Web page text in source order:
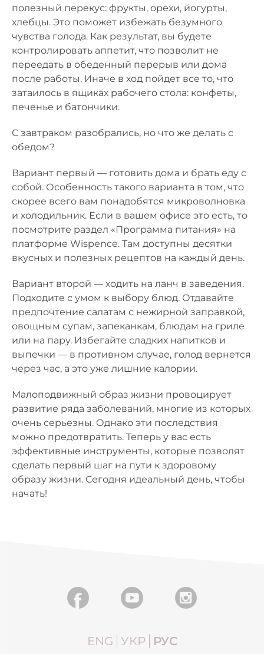
полезный перекус: фрукты, орехи, йогурты,
хлебцы. Это поможет избежать безумного
чувства голода. Как результат, вы будете
контролировать аппетит, что позволит не
переедать в обеденный перерыв или дома
после работы. Иначе в ход пойдет все то, что
затаилось в ящиках рабочего стола: конфеты,
печенье и батончики.
С завтраком разобрались, но что же делать с
обедом?
Вариант первый — готовить дома и брать еду с
собой. Особенность такого варианта в том, что
скорее всего вам понадобятся микроволновка
и холодильник. Если в вашем офисе это есть, то
посмотрите раздел «Программа питания» на
платформе Wispence. Там доступны десятки
вкусных и полезных рецептов на каждый день.
Вариант второй — ходить на ланч в заведения.
Подходите с умом к выбору блюд. Отдавайте
предпочтение салатам с нежирной заправкой,
овощным супам, запеканкам, блюдам на гриле
или на пару. Избегайте сладких напитков и
выпечки — в противном случае, голод вернется
через час, а это уже лишние калории.
Малоподвижный образ жизни провоцирует
развитие ряда заболеваний, многие из которых
очень серьезны. Однако эти последствия
можно предотвратить. Теперь у вас есть
эффективные инструменты, которые позволят
сделать первый шаг на пути к здоровому
образу жизни. Сегодня идеальный день, чтобы
начать!
ENG УКР РУС